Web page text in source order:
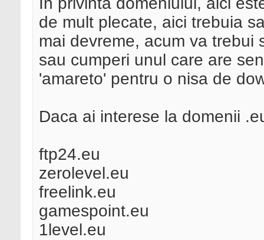
de mult plecate, aici trebuia
mai devreme, acum va trebui
sau cumperi unul care are
'amareto' pentru o nisa de
Daca ai interese la domenii
ftp24.eu
zerolevel.eu
freelink.eu
gamespoint.eu
1level.eu